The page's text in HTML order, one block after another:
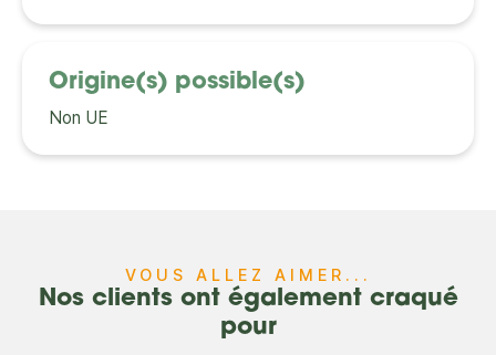
Origine(s) possible(s)
Non UE
VOUS ALLEZ AIMER...
Nos clients ont également craqué
pour